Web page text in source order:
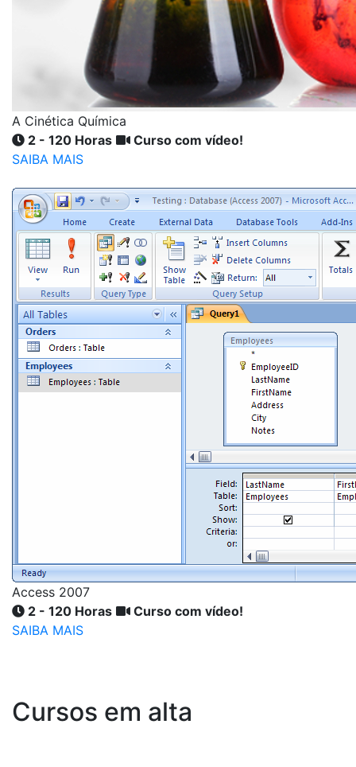
A Cinética Química
2 - 120 Horas
Curso com vídeo!
SAIBA MAIS
Access 2007
2 - 120 Horas
Curso com vídeo!
SAIBA MAIS
Cursos em alta